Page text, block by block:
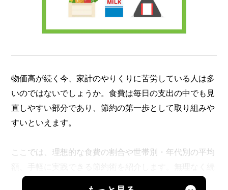
物価高が続く今、家計のやりくりに苦労している人は多
いのではないでしょうか。食費は毎日の支出の中でも見
直しやすい部分であり、節約の第一歩として取り組みや
すいといえます。
ここでは、理想的な食費の割合や世帯別・年代別の平均
けられる工夫を生活に取り入れてみましょう。